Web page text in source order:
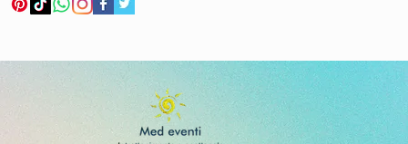
i bambini